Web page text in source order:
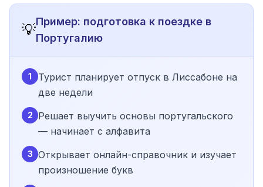
💡Пример: подготовка к поездке в
Португалию
1
Турист планирует отпуск в Лиссабоне на
две недели
2
Решает выучить основы португальского
— начинает с алфавита
3 Открывает онлайн-справочник и изучает
произношение букв